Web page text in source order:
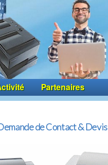
Partenaires
de Contact & Devis